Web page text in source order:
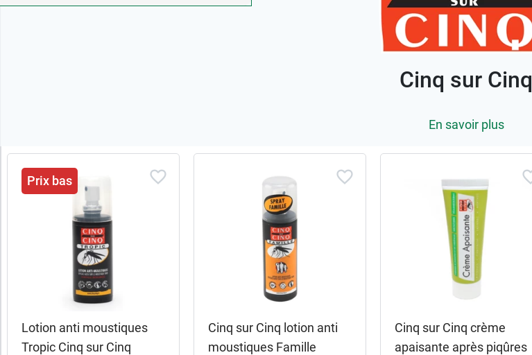
Cinq sur Cinq
En savoir plus
Trier
Par défaut
Prix bas
Lotion anti moustiques
Tropic Cinq sur Cinq
Cinq sur Cinq lotion anti
moustiques Famille
Cinq sur Cinq crème
apaisante après piqûres